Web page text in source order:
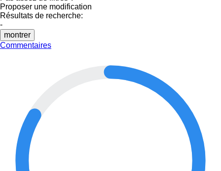
Proposer une modification
Résultats de recherche:
-
montrer
Commentaires